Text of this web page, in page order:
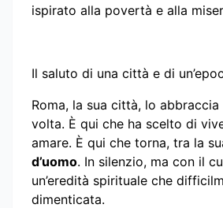
ispirato alla povertà e alla
Il saluto di una città e di
Roma, la sua città, lo abbraccia
volta. È qui che ha scelto di
amare. È qui che torna, tra la
d’uomo. In silenzio, ma con il
un’eredità spirituale che
dimenticata.